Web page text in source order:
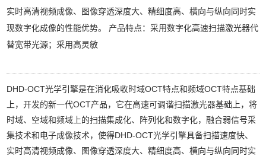
实时高清视频成像、图像穿透深度大、精细度高、横向与纵向同时实
现数字化成像的性能优势。 产品特点：采用数字化高速扫描激光器代
替宽带光源；采用高灵敏
DHD-OCT光学引擎是在消化吸收时域OCT特点和频域OCT特点基础
上，开发的新一代OCT产品，它在高速可调谐扫描激光器基础上，将
时域、空域和频域上的扫描集成化、阵列化和数字化，融合弱信号采
集技术和电子成像技术，使得DHD-OCT光学引擎具备扫描速度快、
实时高清视频成像、图像穿透深度大、精细度高、横向与纵向同时实